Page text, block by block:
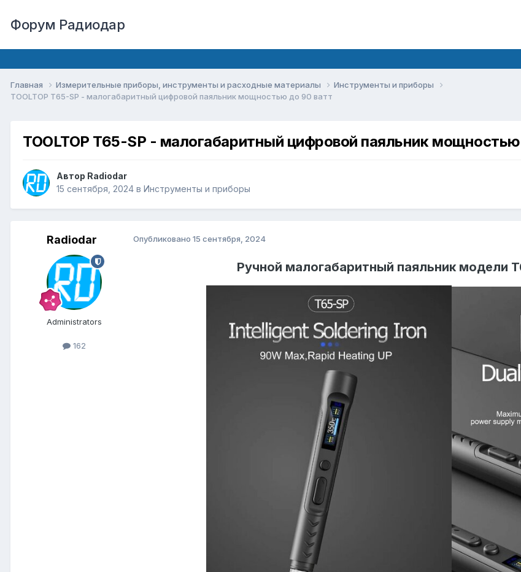
Форум Радиодар
Главная Измерительные приборы, инструменты и расходные материалы
Инструменты и приборы
TOOLTOP T65-SP - малогабаритный цифровой паяльник мощностью до 90 ватт
TOOLTOP T65-SP - малогабаритный цифровой паяльник
Автор Radiodar
15 сентября, 2024 в Инструменты и приборы
Radiodar
Administrators
162
Опубликовано 15 сентября, 2024
Ручной малогабаритный паяльник модели